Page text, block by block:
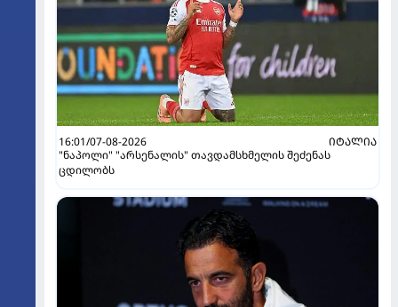
16:01/07-08-2026
ᲘᲢᲐᲚᲘᲐ
"ნაპოლი" "არსენალის" თავდამსხმელის შეძენას
ცდილობს